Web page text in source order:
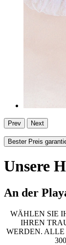
Prev Next
Bester Preis
Unsere
An der
WÄHLEN SIE
IHREN
WERDEN.